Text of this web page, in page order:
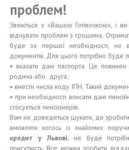
проблем!
Звяжіться з «Вашою Готівочкою», і
відчувати проблем з грошима.
буде за першої необхідності, не
документів. Для цього потрібно буде
• вказати дані паспорта. Це
родича або друга;
• внести числа коду ІПН. Такий
• при необхідності вписати дані
стосується пенсіонерів.
Вам не доведеться шукати, де
вмовляти когось із знайомих
кредит у Львові, не буде
присутність. Все можна зробити